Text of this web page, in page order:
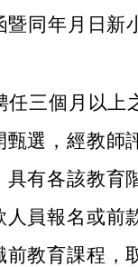
暨同年月日新
任三個月以上
選，經教師
有各該教育
員報名或前
教育課程，